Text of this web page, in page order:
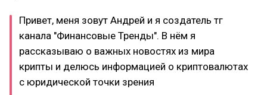
Привет, меня зовут Андрей и я создатель тг
канала "Финансовые Тренды". В нём я
рассказываю о важных новостях из мира
крипты и делюсь информацией о криптовалютах
с юридической точки зрения